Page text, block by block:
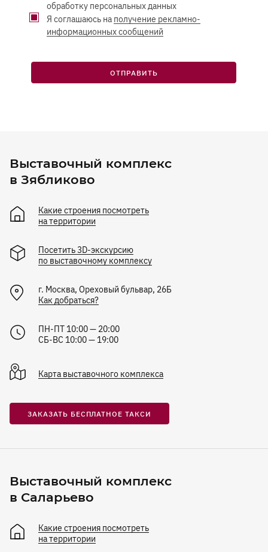
обработку персональных данных
Я соглашаюсь на получение рекламно-
информационных сообщений
ОТПРАВИТЬ
Выставочный комплекс
в Зябликово
Какие строения посмотреть
на территории
Посетить 3D-экскурсию
по выставочному комплексу
г. Москва, Ореховый бульвар, 26Б
Как добраться?
ПН-ПТ 10:00 — 20:00
СБ-ВС 10:00 — 19:00
Карта выставочного комплекса
ЗАКАЗАТЬ БЕСПЛАТНОЕ ТАКСИ
Выставочный комплекс
в Саларьево
Какие строения посмотреть
на территории